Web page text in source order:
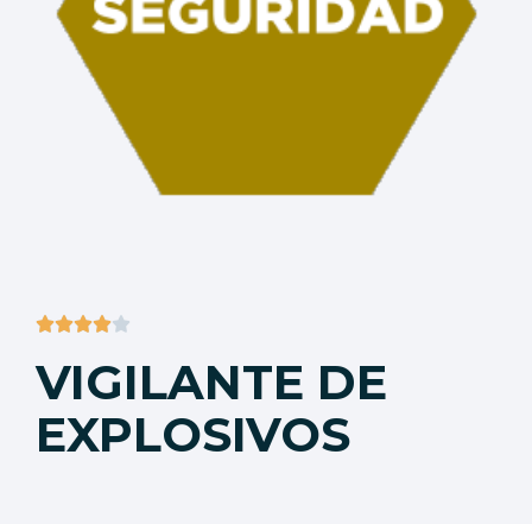

VIGILANTE DE
EXPLOSIVOS